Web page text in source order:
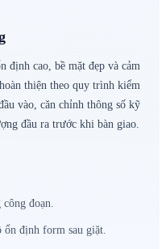
định cao, bề mặt đẹp và cảm
thiện theo quy trình kiểm
vào, căn chỉnh thông số kỹ
đầu ra trước khi bàn giao.
đoạn.
định form sau giặt.